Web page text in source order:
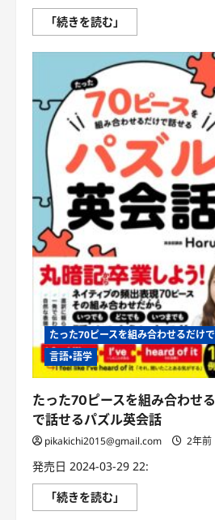
「続きを読む」
の
語
で
相
手
に
失
30
分
で
身
に
付
く
ハ
伝
わ
る
英
語
力
に
つ
い
て
ら
に
読
む
たった70ピースを組み合わせるだけ
言語・語学
たった70ピースを組み合わせ
で話せるパズル英会話
pikakichi2015@gmail.com 2年前
発売日 2024-03-29 22:
「続きを読む」
っ